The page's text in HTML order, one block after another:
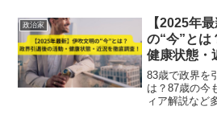
政治家
【2025年
の“今”とは
健康状態・
83歳で政界を
は？87歳の今
ィア解説など